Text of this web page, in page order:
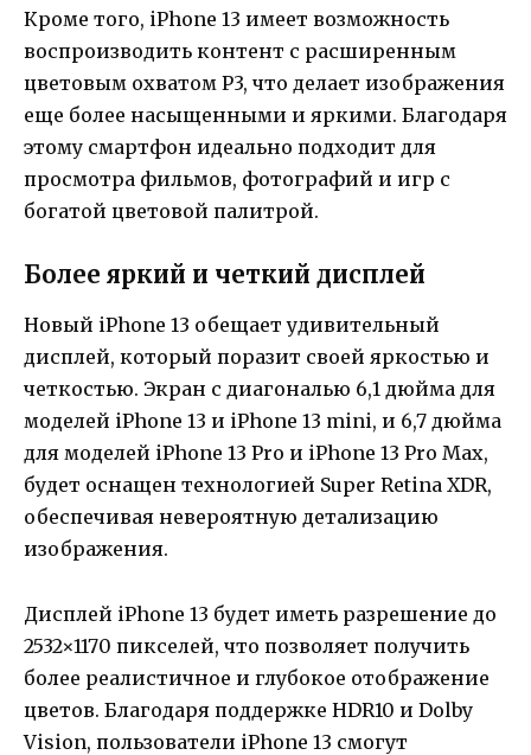
Кроме того, iPhone 13 имеет возможность
воспроизводить контент с расширенным
цветовым охватом P3, что делает изображения
еще более насыщенными и яркими. Благодаря
этому смартфон идеально подходит для
просмотра фильмов, фотографий и игр с
богатой цветовой палитрой.
Более яркий и четкий дисплей
Новый iPhone 13 обещает удивительный
дисплей, который поразит своей яркостью и
четкостью. Экран с диагональю 6,1 дюйма для
моделей iPhone 13 и iPhone 13 mini, и 6,7 дюйма
для моделей iPhone 13 Pro и iPhone 13 Pro Max,
будет оснащен технологией Super Retina XDR,
обеспечивая невероятную детализацию
изображения.
Дисплей iPhone 13 будет иметь разрешение до
2532×1170 пикселей, что позволяет получить
более реалистичное и глубокое отображение
цветов. Благодаря поддержке HDR10 и Dolby
Vision, пользователи iPhone 13 смогут